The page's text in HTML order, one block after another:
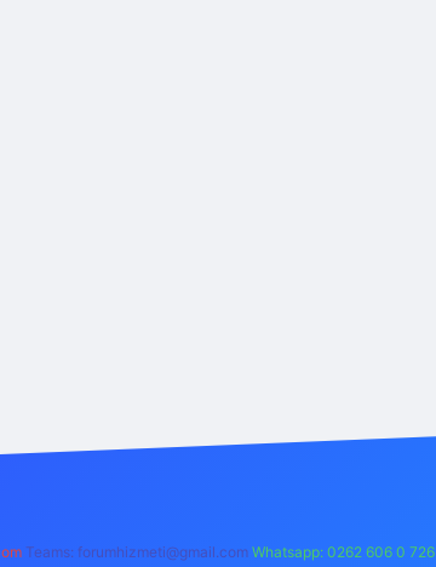
Teams: forumhizmeti@gmail.com Whatsapp: 0262 606 0 726